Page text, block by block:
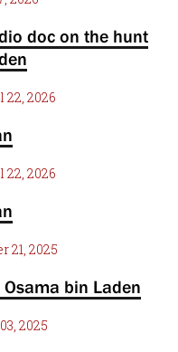
doc on the hunt
2026
2026
21, 2025
bin Laden
2025